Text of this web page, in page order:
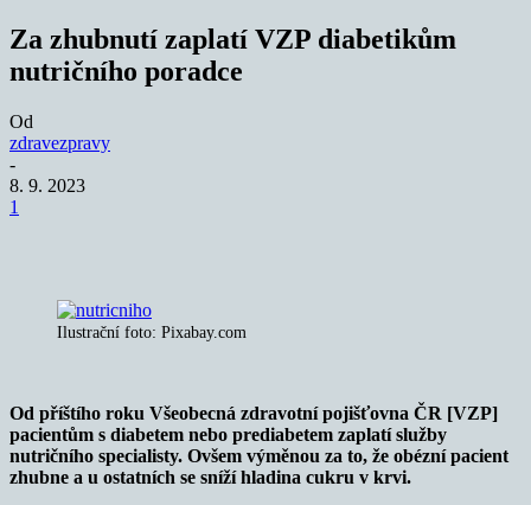
Za zhubnutí zaplatí VZP diabetikům
nutričního poradce
Od
zdravezpravy
-
8. 9. 2023
1
Ilustrační foto: Pixabay.com
Od příštího roku Všeobecná zdravotní pojišťovna ČR [VZP]
pacientům s diabetem nebo prediabetem zaplatí služby
nutričního specialisty. Ovšem výměnou za to, že obézní pacient
zhubne a u ostatních se sníží hladina cukru v krvi.